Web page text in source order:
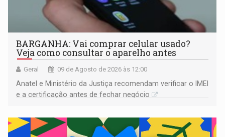
BARGANHA: Vai comprar celular usado?
Veja como consultar o aparelho antes
Geral 09 de Agosto de 2026 às 12:00
Anatel e Ministério da Justiça recomendam verificar o IMEI
e a certificação antes de fechar negócio